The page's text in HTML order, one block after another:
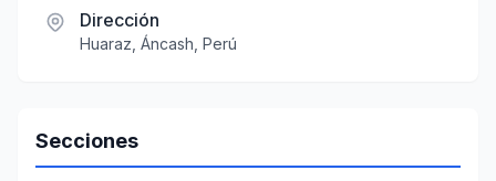
Dirección
Huaraz, Áncash, Perú
Secciones